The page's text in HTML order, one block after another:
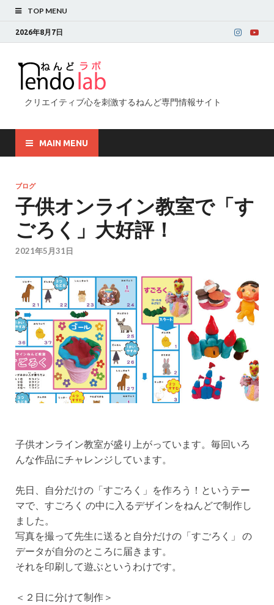
TOP MENU
2026年8月7日
クリエイティブ心を刺激するねんど専門情報サイト
MAIN MENU
ブログ
子供オンライン教室で「す
ごろく」大好評！
2021年5月31日
子供オンライン教室が盛り上がっています。毎回いろ
んな作品にチャレンジしています。
先日、自分だけの「すごろく」を作ろう！というテー
マで、すごろく の中に入るデザインをねんどで制作し
ました。
写真を撮って先生に送ると自分だけの「すごろく」 の
データが自分のところに届きます。
それを印刷して遊ぶというわけです。
＜２日に分けて制作＞